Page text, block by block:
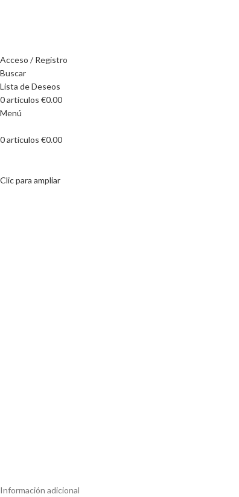
Acceso / Registro
Buscar
Lista de Deseos
0artículos €0.00
Menú
0artículos €0.00
Clic para ampliar
Información adicional